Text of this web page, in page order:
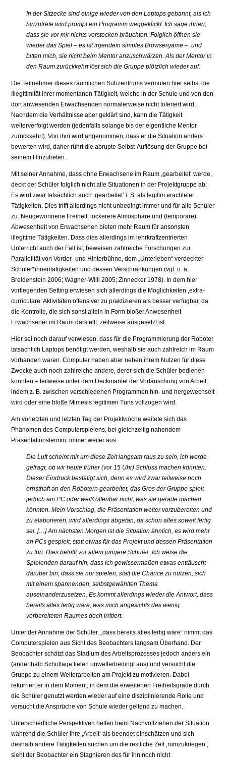
In der Sitzecke sind einige wieder von den Laptops gebannt, als ich
hinzutrete wird prompt ein Programm weggeklickt. Ich sage ihnen,
dass sie vor mir nichts verstecken bräuchten. Folglich öffnen sie
wieder das Spiel – es ist irgendein simples Browsergame – und
bitten mich, sie nicht beim Mentor anzuschwärzen. Als der Mentor in
den Raum zurückkehrt löst sich die Gruppe plötzlich wieder auf.
Die Teilnehmer dieses räumlichen Subzentrums vermuten hier selbst die
Illegitimität ihrer momentanen Tätigkeit, welche in der Schule und von den
dort anwesenden Erwachsenden normalerweise nicht toleriert wird.
Nachdem die Verhältnisse aber geklärt sind, kann die Tätigkeit
weiterverfolgt werden (jedenfalls solange bis der eigentliche Mentor
zurückkehrt). Von ihm wird angenommen, dass er die Situation anders
bewerten wird, daher rührt die abrupte Selbst-Auflösung der Gruppe bei
seinem Hinzutreten.
Mit seiner Annahme, dass ohne Erwachsene im Raum ‚gearbeitet’ werde,
deckt der Schüler folglich nicht alle Situationen in der Projektgruppe ab:
Es wird zwar tatsächlich auch ‚gearbeitet’ i. S. als legitim erachteter
Tätigkeiten. Dies trifft allerdings nicht unbedingt immer und für alle Schüler
zu. Neugewonnene Freiheit, lockerere Atmosphäre und (temporäre)
Abwesenheit von Erwachsenen bieten mehr Raum für ansonsten
illegitime Tätigkeiten. Dass dies allerdings im lehrkraftzentrierten
Unterricht auch der Fall ist, beweisen zahlreiche Forschungen zur
Parallelität von Vorder- und Hinterbühne, dem „Unterleben“ verdeckter
Schüler*innentätigkeiten und dessen Verschränkungen (vgl. u. a.
Breidenstein 2006; Wagner-Willi 2005; Zinnecker 1978). In dem hier
vorliegenden Setting erwiesen sich allerdings die Möglichkeiten ‚extra-
curriculare’ Aktivitäten offensiver zu praktizieren als besser verfügbar, da
die Kontrolle, die sich sonst allein in Form bloßer Anwesenheit
Erwachsener im Raum darstellt, zeitweise ausgesetzt ist.
Hier sei noch darauf verwiesen, dass für die Programmierung der Roboter
tatsächlich Laptops benötigt werden, weshalb sie auch zahlreich im Raum
vorhanden waren. Computer haben aber neben ihrem Nutzen für diese
Zwecke auch noch zahlreiche andere, derer sich die Schüler bedienen
konnten – teilweise unter dem Deckmantel der Vortäuschung von Arbeit,
indem z. B. zwischen verschiedenen Programmen hin- und hergewechselt
wird oder eine bloße Mimesis legitimen Tuns vollzogen wird.
Am vorletzten und letzten Tag der Projektwoche weitete sich das
Phänomen des Computerspielens, bei gleichzeitig nahendem
Präsentationstermin, immer weiter aus:
Die Luft scheint mir um diese Zeit langsam raus zu sein, ich werde
gefragt, ob wir heute früher (vor 15 Uhr) Schluss machen könnten.
Dieser Eindruck bestätigt sich, denn es wird zwar teilweise noch
ernsthaft an den Robotern gearbeitet, das Gros der Gruppe spielt
jedoch am PC oder weiß offenbar nicht, was sie gerade machen
könnten. Mein Vorschlag, die Präsentation weiter vorzubereiten und
zu elaborieren, wird allerdings abgetan, da schon alles soweit fertig
sei. […] Am nächsten Morgen ist die Situation ähnlich, es wird mehr
an PCs gespielt, statt etwas für das Projekt und dessen Präsentation
zu tun. Dies betrifft vor allem jüngere Schüler. Ich weise die
Spielenden darauf hin, dass ich gewissermaßen etwas enttäuscht
darüber bin, dass sie nur spielen, statt die Chance zu nutzen, sich
mit einem spannenden, selbstgewählten Thema
auseinanderzusetzen. Es kommt allerdings wieder die Antwort, dass
bereits alles fertig wäre, was mich angesichts des wenig
vorbereiteten Raumes doch irritiert.
Unter der Annahme der Schüler, „dass bereits alles fertig wäre“ nimmt das
Computerspielen aus Sicht des Beobachters langsam Überhand. Der
Beobachter schätzt das Stadium des Arbeitsprozesses jedoch anders ein
(anderthalb Schultage fielen unwetterbedingt aus) und versucht die
Gruppe zu einem Weiterarbeiten am Projekt zu motivieren. Dabei
rekurriert er in dem Moment, in dem die erweiterten Freiheitsgrade durch
die Schüler genutzt werden wieder auf eine disziplinierende Rolle und
versucht die Ansprüche von Schule wieder geltend zu machen.
Unterschiedliche Perspektiven helfen beim Nachvollziehen der Situation:
während die Schüler ihre ‚Arbeit’ als beendet einschätzen und sich
deshalb andere Tätigkeiten suchen um die restliche Zeit ‚rumzukriegen’,
sieht der Beobachter ein Stagnieren des für ihn noch nicht